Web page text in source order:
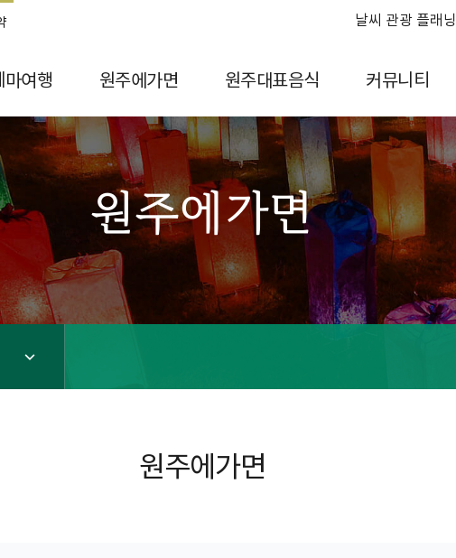
날씨 관광 플래닝
마여행 원주에가면 원주대표음식 커뮤니티
원주에가면
원주에가면